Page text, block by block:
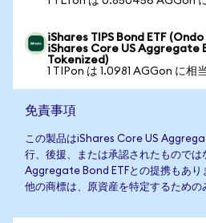
iShares TIPS Bond ETF
iShares Core US Aggregate
Tokenized)
1 TIPon は 1.0981 AGGon に相当
免責事項
この製品はiShares Core US
行、後援、または承認されたもので
Aggregate Bond ETFとの提携もあり
他の商標は、原資産を特定するための